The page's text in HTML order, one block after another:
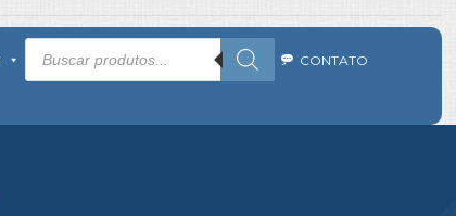
Pesquisar
produtos CONTATO